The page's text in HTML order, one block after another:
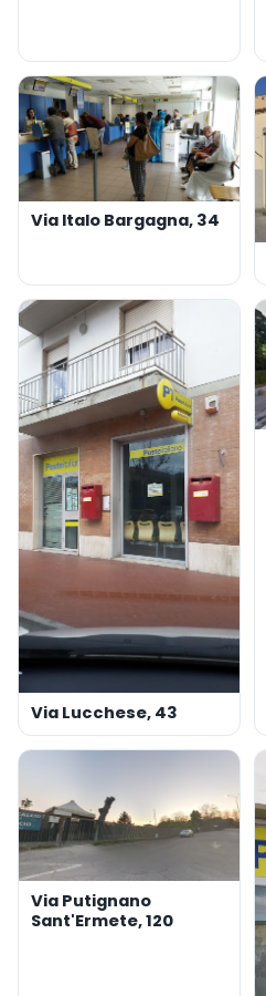
Via Italo Bargagna, 34
Via Lucchese, 43
Via Putignano
Sant'Ermete, 120